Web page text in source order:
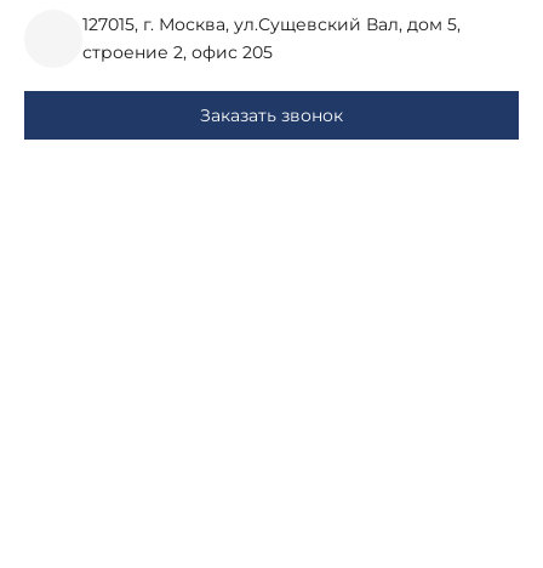
127015, г. Москва, ул.Сущевский Вал, дом 5,
строение 2, офис 205
Заказать звонок